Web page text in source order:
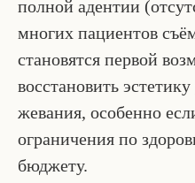
полной адентии
многих пациентов
становятся первой
восстановить
жевания, особенно
ограничения по
бюджету.